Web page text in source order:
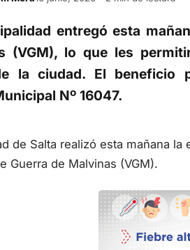
(VGM), lo que les
la ciudad. El beneficio
Nº 16047.
Guerra de Malvinas (VGM).